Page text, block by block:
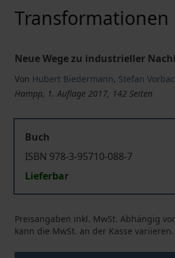
Transformationen
Neue Wege zu industrieller
Von Hubert Biedermann, Stefan
Hampp, 1. Auflage 2017, 142 Seiten
Buch
ISBN 978-3-95710-088-7
Lieferbar
Preisangaben inkl. MwSt. Abhängig
kann die MwSt. an der Kasse variieren.